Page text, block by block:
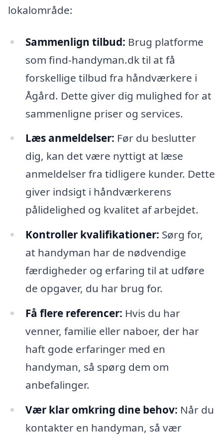
lokalområde:
Sammenlign tilbud: Brug platforme
som find-handyman.dk til at få
forskellige tilbud fra håndværkere i
Ågård. Dette giver dig mulighed for at
sammenligne priser og services.
Læs anmeldelser: Før du beslutter
dig, kan det være nyttigt at læse
anmeldelser fra tidligere kunder. Dette
giver indsigt i håndværkerens
pålidelighed og kvalitet af arbejdet.
Kontroller kvalifikationer: Sørg for,
at handyman har de nødvendige
færdigheder og erfaring til at udføre
de opgaver, du har brug for.
Få flere referencer: Hvis du har
venner, familie eller naboer, der har
haft gode erfaringer med en
handyman, så spørg dem om
anbefalinger.
Vær klar omkring dine behov: Når du
kontakter en handyman, så vær